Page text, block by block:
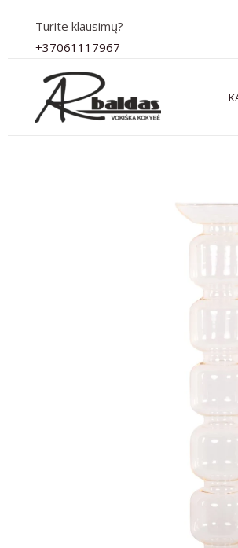
turinio
Turite klausimų?
+37061117967